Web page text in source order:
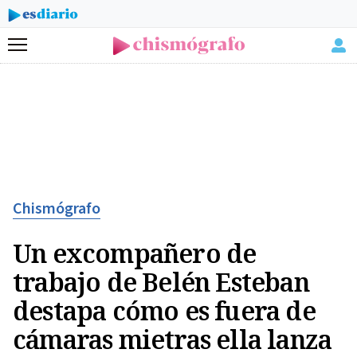
Menú
Chismógrafo
Un excompañero de
trabajo de Belén Esteban
destapa cómo es fuera de
cámaras mietras ella lanza